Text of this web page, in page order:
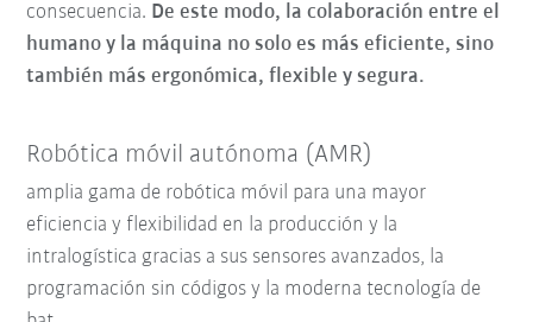
consecuencia. De este modo, la colaboración entre el
humano y la máquina no solo es más eficiente, sino
también más ergonómica, flexible y segura.
Robótica móvil autónoma (AMR)
amplia gama de robótica móvil para una mayor
eficiencia y flexibilidad en la producción y la
intralogística gracias a sus sensores avanzados, la
programación sin códigos y la moderna tecnología de